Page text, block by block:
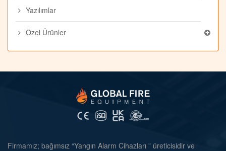
Yazılımlar
Özel Ürünler
Firmamız; bağımsız “Yangın Alarm Cihazları ” üreticisidir ve